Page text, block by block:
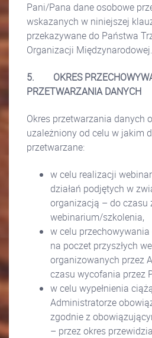
Pani/Pana dane osobowe
wskazanych w niniejszej
przekazywane do Państwa
Organizacji Międzynarodowej.
5.
OKRES
PRZETWARZANIA DANYCH
Okres przetwarzania danych
uzależniony od celu w jakim
przetwarzane:
w celu realizacji
działań podjętych w
organizacją – do czasu
webinarium/szkolenia,
w celu
na poczet przyszłych
organizowanych przez
czasu wycofania przez
w celu wypełnienia
Administratorze
zgodnie z
– przez okres